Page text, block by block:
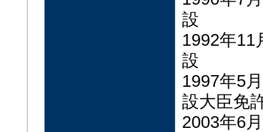
設
1992年11
設
1997年5
設大臣免
2003年6